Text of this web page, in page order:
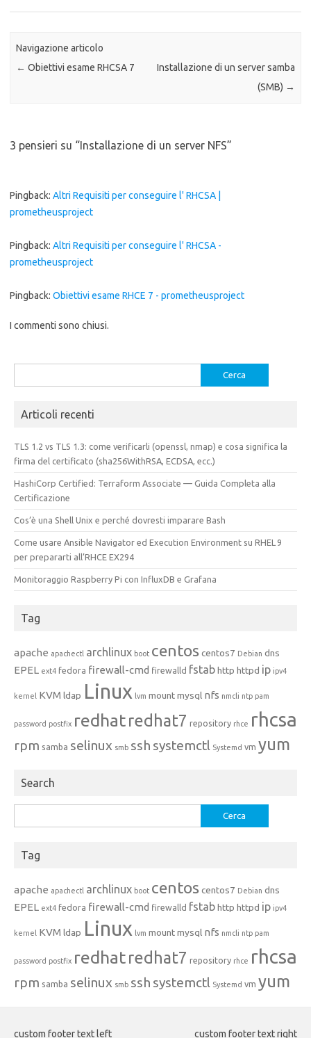
Navigazione articolo
← Obiettivi esame RHCSA 7
Installazione di un server samba
(SMB) →
3 pensieri su “Installazione di un server NFS”
Pingback: Altri Requisiti per conseguire l' RHCSA |
prometheusproject
Pingback: Altri Requisiti per conseguire l' RHCSA -
prometheusproject
Pingback: Obiettivi esame RHCE 7 - prometheusproject
I commenti sono chiusi.
per:
Articoli recenti
TLS 1.2 vs TLS 1.3: come verificarli (openssl, nmap) e cosa significa la
firma del certificato (sha256WithRSA, ECDSA, ecc.)
HashiCorp Certified: Terraform Associate — Guida Completa alla
Certificazione
Cos’è una Shell Unix e perché dovresti imparare Bash
Come usare Ansible Navigator ed Execution Environment su RHEL 9
per prepararti all’RHCE EX294
Monitoraggio Raspberry Pi con InfluxDB e Grafana
Tag
apache apachectl archlinux boot centoscentos7 Debian dns
EPEL ext4 fedora firewall-cmd firewalld fstabhttp httpd ip ipv4
kernel KVM ldap Linux lvm mountmysql nfs nmcli ntp pam
password postfix redhatredhat7 repository rhce rhcsa
rpm samba selinux smb ssh systemctl Systemd vm yum
Search
per:
Tag
apache apachectl archlinux boot centoscentos7 Debian dns
EPEL ext4 fedora firewall-cmd firewalld fstabhttp httpd ip ipv4
kernel KVM ldap Linux lvm mountmysql nfs nmcli ntp pam
password postfix redhatredhat7 repository rhce rhcsa
rpm samba selinux smb ssh systemctl Systemd vm yum
custom footer text left custom footer text right